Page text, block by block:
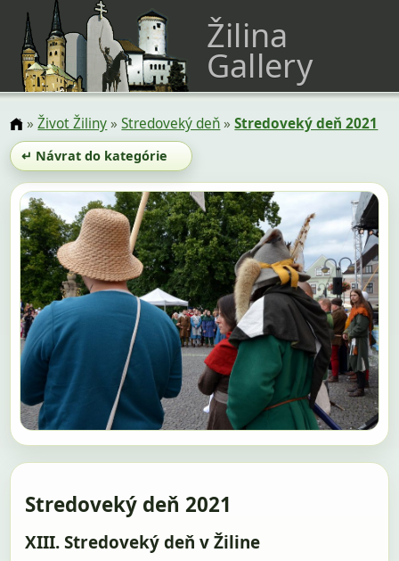
Žilina
Gallery
»Život Žiliny»Stredoveký deň»Stredoveký deň 2021
↵ Návrat do kategórie
Stredoveký deň 2021
XIII. Stredoveký deň v Žiline